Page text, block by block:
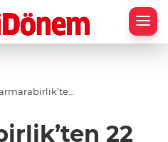
22